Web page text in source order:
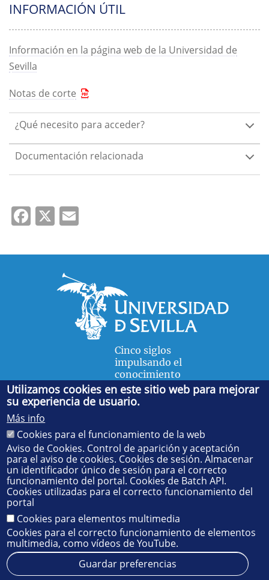
INFORMACIÓN ÚTIL
Información en la página web de la Universidad de
Sevilla
Notas de corte
¿Qué necesito para acceder?
Documentación relacionada
Facebook
X
Cinco siglos
impulsando el
conocimiento
FACULTAD DE FÍSICA
Avda. de la Reina Mercedes, s/n. 41012 Sevilla. Tel.:
55 28 91. Administración:administradorfisica@us.es
Secretaría:jsecfisi@us.es- Decanato:ffisaog@us.es
Utilizamos cookies en este sitio web para mejorar
su experiencia de usuario.
Más info
Cookies para el funcionamiento de la web
Aviso de Cookies. Control de aparición y aceptación
para el aviso de cookies. Cookies de sesión. Almacenar
un identificador único de sesión para el correcto
funcionamiento del portal. Cookies de Batch API.
Cookies utilizadas para el correcto funcionamiento del
portal
Cookies para elementos multimedia
Cookies para el correcto funcionamiento de elementos
multimedia, como vídeos de YouTube.
Guardar preferencias